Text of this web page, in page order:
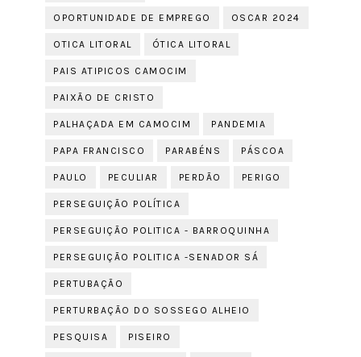
OPORTUNIDADE DE EMPREGO OSCAR 2024
OTICA LITORAL ÓTICA LITORAL
PAIS ATIPICOS CAMOCIM
PAIXÃO DE CRISTO
PALHAÇADA EM CAMOCIM PANDEMIA
PAPA FRANCISCO PARABÉNS PÁSCOA
PAULO PECULIAR PERDÃO PERIGO
PERSEGUIÇÃO POLÍTICA
PERSEGUIÇÃO POLITICA - BARROQUINHA
PERSEGUIÇÃO POLITICA -SENADOR SÁ
PERTUBAÇÃO
PERTURBAÇÃO DO SOSSEGO ALHEIO
PESQUISA PISEIRO